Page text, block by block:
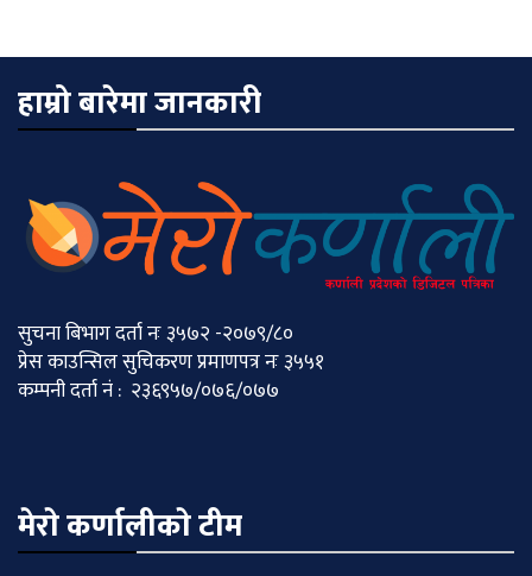
हाम्रो बारेमा जानकारी
सुचना बिभाग दर्ता नः ३५७२ -२०७९/८०
प्रेस काउन्सिल सुचिकरण प्रमाणपत्र नः ३५५१
कम्पनी दर्ता नं : २३६९५७/०७६/०७७
मेराे कर्णालीकाे टीम